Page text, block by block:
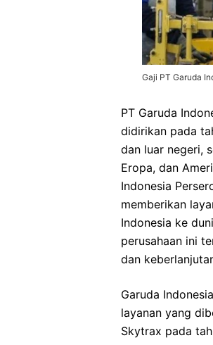
Gaji PT Garuda
PT Garuda
didirikan pada
dan luar negeri,
Eropa, dan
Indonesia
memberikan
Indonesia ke
perusahaan ini
dan
Garuda
layanan yang
Skytrax pada